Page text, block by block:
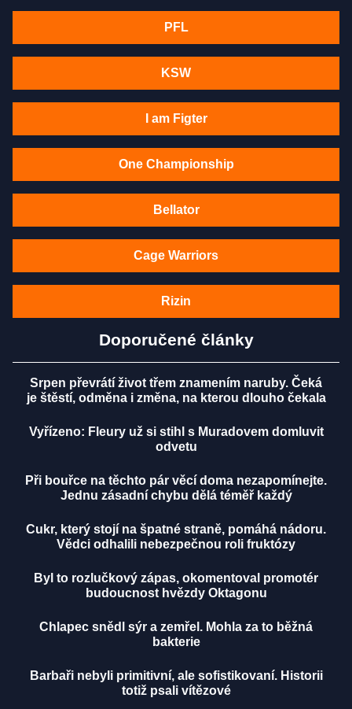
PFL
KSW
I am Figter
One Championship
Bellator
Cage Warriors
Rizin
Doporučené články
Srpen převrátí život třem znamením naruby. Čeká
je štěstí, odměna i změna, na kterou dlouho čekala
Vyřízeno: Fleury už si stihl s Muradovem domluvit
odvetu
Při bouřce na těchto pár věcí doma nezapomínejte.
Jednu zásadní chybu dělá téměř každý
Cukr, který stojí na špatné straně, pomáhá nádoru.
Vědci odhalili nebezpečnou roli fruktózy
Byl to rozlučkový zápas, okomentoval promotér
budoucnost hvězdy Oktagonu
Chlapec snědl sýr a zemřel. Mohla za to běžná
bakterie
Barbaři nebyli primitivní, ale sofistikovaní. Historii
totiž psali vítězové